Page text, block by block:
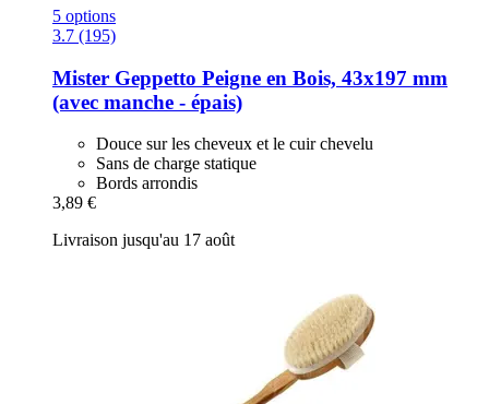
5 options
3.7 (195)
Mister Geppetto Peigne en Bois, 43x197 mm
(avec manche -​ épais)
Douce sur les cheveux et le cuir chevelu
Sans de charge statique
Bords arrondis
3,89 €
Livraison jusqu'au 17 août